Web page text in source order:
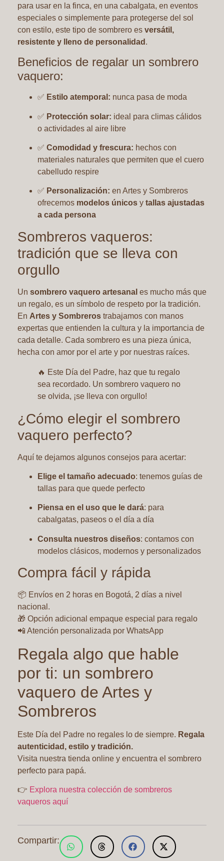
para usar en la finca, en una cabalgata, en eventos
especiales o simplemente para protegerse del sol
con estilo, este tipo de sombrero es versátil,
resistente y lleno de personalidad .
Beneficios de regalar un sombrero
vaquero:
✅ Estilo atemporal: nunca pasa de moda
✅ Protección solar: ideal para climas cálidos
o actividades al aire libre
✅ Comodidad y frescura: hechos con
materiales naturales que permiten que el cuero
cabelludo respire
✅ Personalización: en Artes y Sombreros
ofrecemos modelos únicos y tallas ajustadas
a cada persona
Sombreros vaqueros:
tradición que se lleva con
orgullo
Un sombrero vaquero artesanal es mucho más que
un regalo, es un símbolo de respeto por la tradición.
En Artes y Sombreros trabajamos con manos
expertas que entienden la cultura y la importancia de
cada detalle. Cada sombrero es una pieza única,
hecha con amor por el arte y por nuestras raíces.
🔥 Este Día del Padre, haz que tu regalo
sea recordado. Un sombrero vaquero no
se olvida, ¡se lleva con orgullo!
¿Cómo elegir el sombrero
vaquero perfecto?
Aquí te dejamos algunos consejos para acertar:
Elige el tamaño adecuado: tenemos guías de
tallas para que quede perfecto
Piensa en el uso que le dará: para
cabalgatas, paseos o el día a día
Consulta nuestros diseños: contamos con
modelos clásicos, modernos y personalizados
Compra fácil y rápida
📦 Envíos en 2 horas en Bogotá, 2 días a nivel
nacional.
🎁 Opción adicional empaque especial para regalo
📲 Atención personalizada por WhatsApp
Regala algo que hable
por ti: un sombrero
vaquero de Artes y
Sombreros
Este Día del Padre no regales lo de siempre. Regala
autenticidad, estilo y tradición.
Visita nuestra tienda online y encuentra el sombrero
perfecto para papá.
👉 Explora nuestra colección de sombreros
vaqueros aquí
Compartir: